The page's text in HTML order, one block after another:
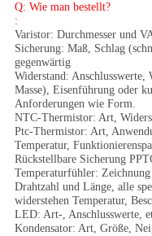
Q: Wie man bestellt?
:
Varistor: Durchmesser und
Sicherung: Maß, Schlag
gegenwärtig
Widerstand: Anschlusswerte,
Masse), Eisenführung oder
Anforderungen wie Form.
NTC-Thermistor: Art,
Ptc-Thermistor: Art,
Temperatur,
Rückstellbare Sicherung
Temperaturfühler:
Drahtzahl und Länge, alle
widerstehen Temperatur,
LED: Art-, Anschlusswerte,
Kondensator: Art, Größe,